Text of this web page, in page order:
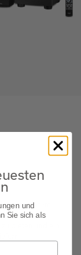
unter Ihrem
bieten und ein
und
Sie sich als